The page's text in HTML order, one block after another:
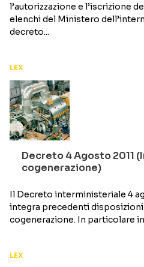
l’autorizzazione e l’iscrizione
elenchi del Ministero
decreto...
LEX
Decreto 4 Agosto 2011
cogenerazione)
Il Decreto interministeriale 4
integra precedenti
cogenerazione. In particolare
LEX